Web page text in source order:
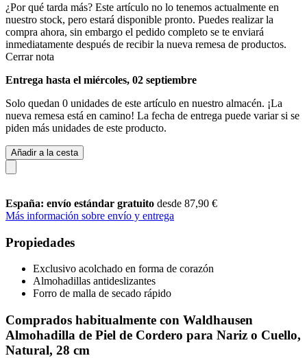
¿Por qué tarda más? Este artículo no lo tenemos actualmente en
nuestro stock, pero estará disponible pronto. Puedes realizar la
compra ahora, sin embargo el pedido completo se te enviará
inmediatamente después de recibir la nueva remesa de productos.
Cerrar nota
Entrega hasta el miércoles, 02 septiembre
Solo quedan 0 unidades de este artículo en nuestro almacén. ¡La
nueva remesa está en camino! La fecha de entrega puede variar si se
piden más unidades de este producto.
Añadir a la cesta
España: envío estándar gratuito desde 87,90 €
Más información sobre envío y entrega
Propiedades
Exclusivo acolchado en forma de corazón
Almohadillas antideslizantes
Forro de malla de secado rápido
Comprados habitualmente con Waldhausen
Almohadilla de Piel de Cordero para Nariz o Cuello,
Natural, 28 cm